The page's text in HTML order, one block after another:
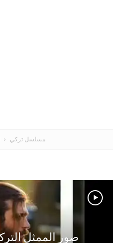
Turkish Series مسلسل تركي